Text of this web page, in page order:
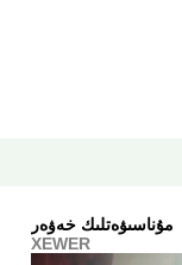
XEWER